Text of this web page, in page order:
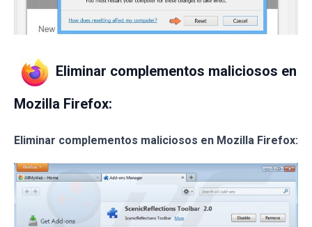
Eliminar complementos maliciosos en
Mozilla Firefox:
Eliminar complementos maliciosos en Mozilla Firefox: